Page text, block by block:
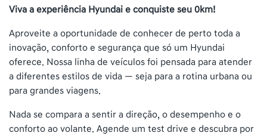
Viva a experiência Hyundai e conquiste seu 0km!
Aproveite a oportunidade de conhecer de perto toda a
inovação, conforto e segurança que só um Hyundai
oferece. Nossa linha de veículos foi pensada para atender
a diferentes estilos de vida — seja para a rotina urbana ou
para grandes viagens.
Nada se compara a sentir a direção, o desempenho e o
conforto ao volante. Agende um test drive e descubra por